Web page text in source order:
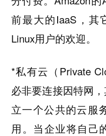
前最大的IaaS，其
Linux用户的欢迎。
*私有云（Private
必非要连接因特网
立一个公共的云服
用。当企业将自己